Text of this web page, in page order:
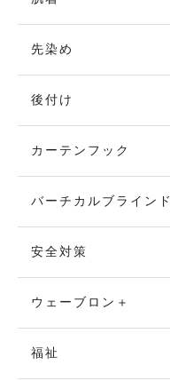
先染め
後付け
カーテンフック
バーチカルブラインド
安全対策
ウェーブロン＋
福祉